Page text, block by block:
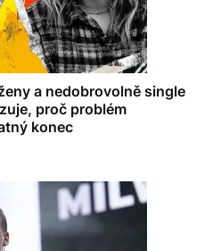
a nedobrovolně single
proč problém
konec